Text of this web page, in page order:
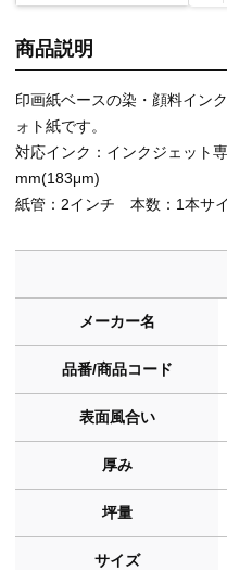
商品説明
印画紙ベースの染・顔料イン
ォト紙です。
対応インク：インクジェット
mm(183μm)
紙管：2インチ 本数：1本サ
メーカー名
品番/商品コード
表面風合い
厚み
坪量
サイズ